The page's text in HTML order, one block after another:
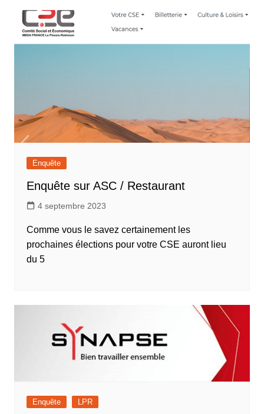
Enquête
Enquête sur ASC / Restaurant
4 septembre 2023
Comme vous le savez certainement les
prochaines élections pour votre CSE auront lieu
du 5
Enquête LPR